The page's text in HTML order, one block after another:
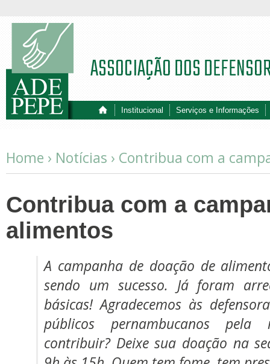
Institucional Serviços e Informações
ASSOCIAÇÃO DOS
Home › Notícias › Contribua com a
Contribua com a
alimentos
A campanha de doação de
sendo um sucesso. Já foram
básicas! Agradecemos às
públicos pernambucanos pela
contribuir? Deixe sua doação na